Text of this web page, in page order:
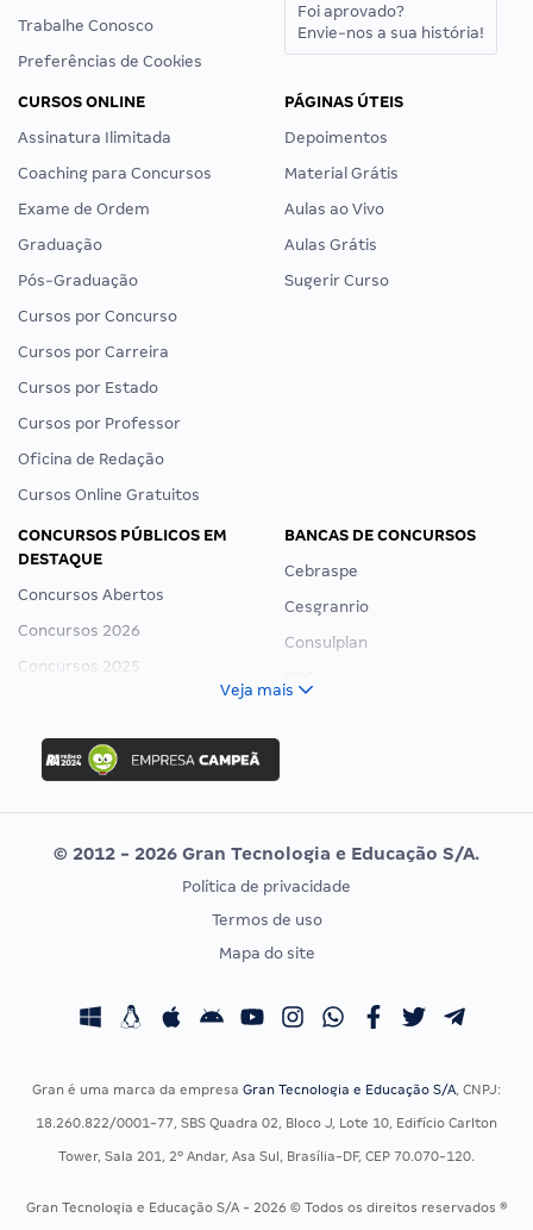
Trabalhe Conosco
Preferências de Cookies
Foi aprovado?
Envie-nos a sua história!
CURSOS ONLINE
Assinatura Ilimitada
Coaching para Concursos
Exame de Ordem
Graduação
Pós-Graduação
Cursos por Concurso
Cursos por Carreira
Cursos por Estado
Cursos por Professor
Oficina de Redação
Cursos Online Gratuitos
PÁGINAS ÚTEIS
Depoimentos
Material Grátis
Aulas ao Vivo
Aulas Grátis
Sugerir Curso
CONCURSOS PÚBLICOS EM
DESTAQUE
Concursos Abertos
Concursos 2026
Concursos 2025
Concurso Ibama
Concurso MPU
Editais publicados
BANCAS DE CONCURSOS
Cebraspe
Cesgranrio
Consulplan
Vunesp
CONCURSOS POR PROFISSÃO
Concursos Fiscais
Residência Multiprofissional
EXAME DE ORDEM
Calendário OAB
Veja mais
© 2012 - 2026 Gran Tecnologia e Educação S/A.
Política de privacidade
Termos de uso
Mapa do site
Gran é uma marca da empresa Gran Tecnologia e Educação S/A, CNPJ:
18.260.822/0001-77, SBS Quadra 02, Bloco J, Lote 10, Edifício Carlton
Tower, Sala 201, 2º Andar, Asa Sul, Brasília-DF, CEP 70.070-120.
Gran Tecnologia e Educação S/A - 2026 © Todos os direitos reservados ®